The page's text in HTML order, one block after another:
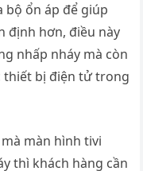
bộ ổn áp để giúp
định hơn, điều này
nhấp nháy mà còn
thiết bị điện tử trong
màn hình tivi
thì khách hàng cần